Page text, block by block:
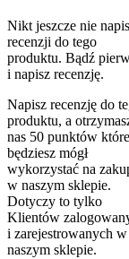
Nikt jeszcze nie
recenzji do tego
produktu. Bądź
i napisz recenzję.
Napisz recenzję do
produktu, a
nas 50 punktów które
będziesz mógł
wykorzystać na
w naszym sklepie.
Dotyczy to tylko
Klientów
i zarejestrowanych w
naszym sklepie.